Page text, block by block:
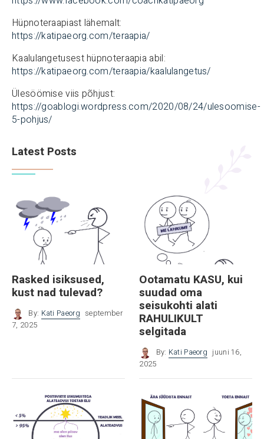
Hüpnoteraapiast lähemalt:
https://katipaeorg.com/teraapia/
Kaalulangetusest hüpnoteraapia abil:
https://katipaeorg.com/teraapia/kaalulangetus/
Ülesöömise viis põhjust:
https://goablogi.wordpress.com/2020/08/24/ulesoomise-
5-pohjus/
Latest Posts
Rasked isiksused,
kust nad tulevad?
By: Kati Paeorg september
7, 2025
Ootamatu KASU, kui
suudad oma
seisukohti alati
RAHULIKULT
selgitada
By: Kati Paeorg juuni 16,
2025